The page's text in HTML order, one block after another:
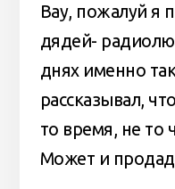
Вау, пожалуй я
дядей-
днях именно
рассказывал,
то время, не то
Может и